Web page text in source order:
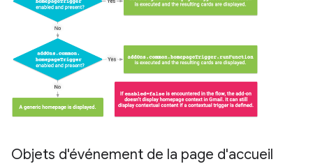
Objets d'événement de la page d'accueil